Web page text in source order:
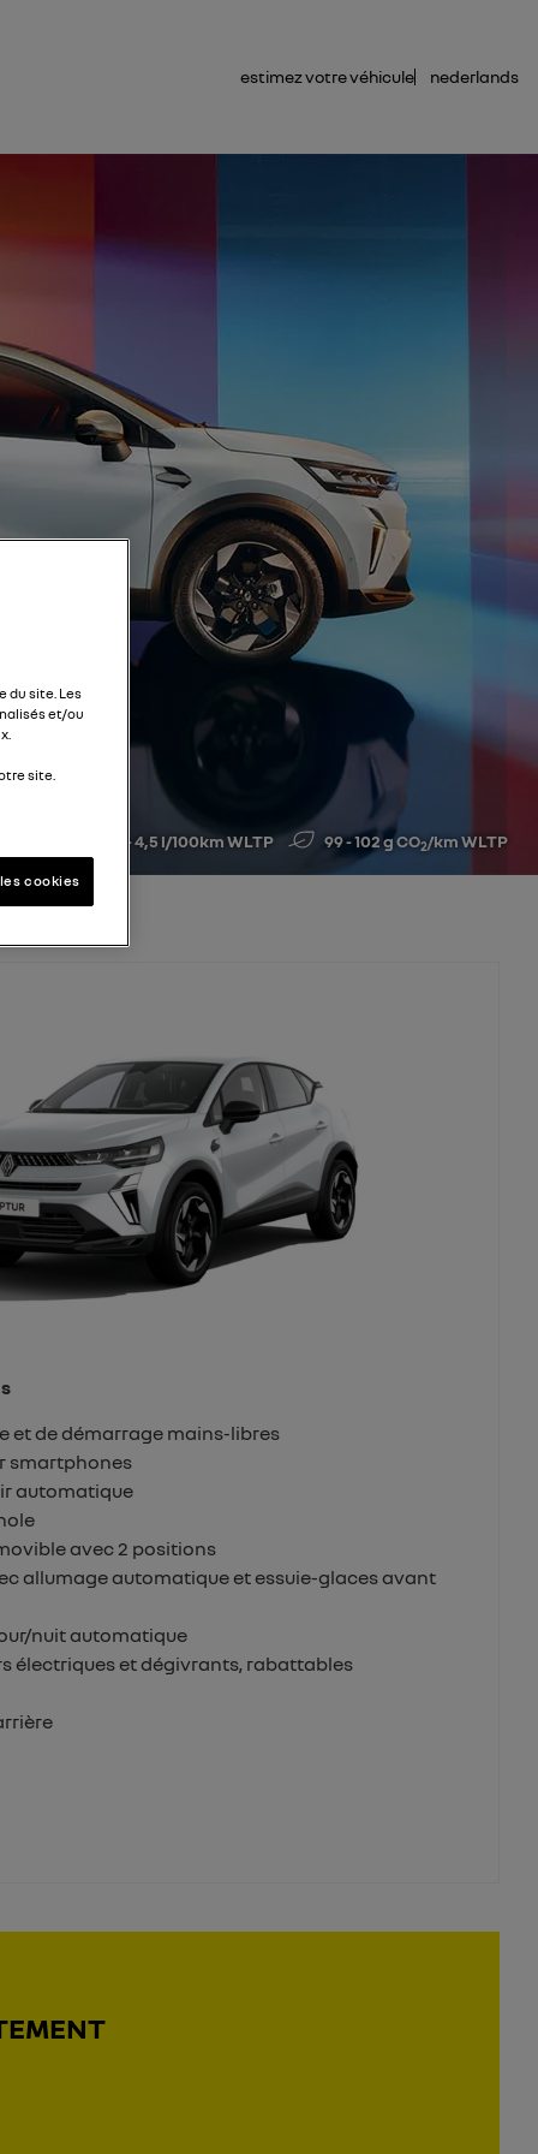
estimez votre véhicule nederlands
4,4 - 4,5 l/100km WLTP 99 - 102 g CO2/km WLTP
et de démarrage mains-libres
smartphones
automatique
avec 2 positions
allumage automatique et essuie-glaces avant
nuit automatique
électriques et dégivrants, rabattables
du site. Les
et/ou
site.
cookies